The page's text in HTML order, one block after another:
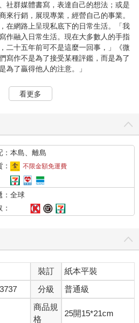
社群媒體書寫，表達自己的想法；或是
來行銷，展現專業，經營自己的事業。
在網路上呈現私底下的日常生活。「我
作融入日常生活。現在大多數人的手指
二十五年前可不是這麼一回事，」《微
寫作不是為了接受某種評鑑，而是為了
為了贏得他人的注意。」
菁英的職業；甚至在十多年前，寫作還
當時智慧型手機、臉書與Twitter尚未推
、書籍與廣播，都是單向傳播給消費
觀賞、閱讀與聆聽，這是一種無法主動
多只有讀者來函、讀者投書，可以表達
合電腦、手機與網路科技的交會力量，
被動的「唯讀文化」，到主動參與的
寫作，都能成為自媒體，不用投稿與審
沒的時代。
在閱讀，也隨時都能寫作，發表意見。
覆了注意力產業的生態——言論和注意
都有機會當講者和觀眾。」吳修銘（Tim
這麼評論。
看更多
：本島、離島
不限金額免運費
：全球
裝訂
紙本平裝
分級 普通級
商品規
格
25開15*21cm